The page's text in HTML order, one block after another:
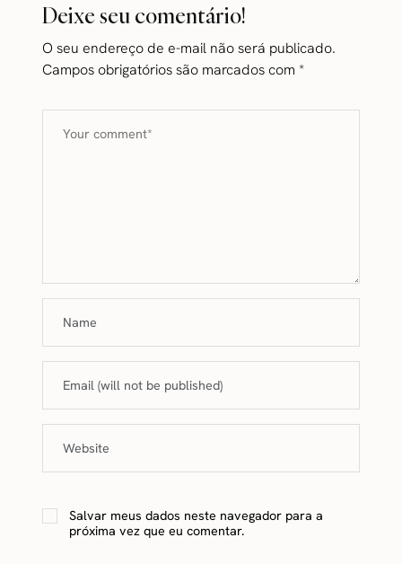
Deixe seu comentário!
O seu endereço de e-mail não será publicado.
Campos obrigatórios são marcados com*
Salvar meus dados neste navegador para a
próxima vez que eu comentar.